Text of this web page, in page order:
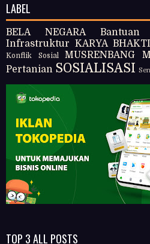
LABEL
BELA NEGARA Bantuan
Infrastruktur KARYA BHAKTI
Konflik Sosial MUSRENBANG
Pertanian SOSIALISASI
TOP 3 ALL POSTS